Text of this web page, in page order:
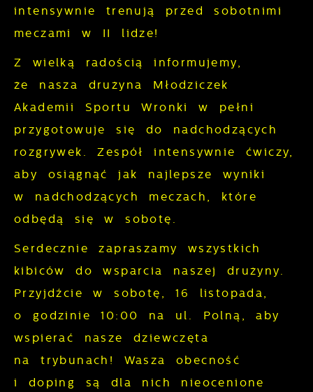
intensywnie trenują przed sobotnimi
meczami w II lidze!
Z wielką radością informujemy,
że nasza drużyna Młodziczek
Akademii Sportu Wronki w pełni
przygotowuje się do nadchodzących
rozgrywek. Zespół intensywnie ćwiczy,
aby osiągnąć jak najlepsze wyniki
w nadchodzących meczach, które
odbędą się w sobotę.
Serdecznie zapraszamy wszystkich
kibiców do wsparcia naszej drużyny.
Przyjdźcie w sobotę, 16 listopada,
o godzinie 10:00 na ul. Polną, aby
wspierać nasze dziewczęta
na trybunach! Wasza obecność
i doping są dla nich nieocenione
rozwijać się i dostosowywać do Twoich
potrzeb.
uzyskanie informacji w zakresie
wykorzystywania witryny internetowej,
miejsca oraz częstotliwości, z jaką
odwiedzane są nasze serwisy www. Dane
pozwalają nam na ocenę naszych
Zgromadzone informacje są przetwarzane
w formie zanonimizowanej. Wyrażenie
zgody na analityczne pliki cookies
Więcej
Reklamowe
Dzięki reklamowym plikom cookies
prezentujemy Ci najciekawsze informacje i
aktualności na stronach naszych
partnerów.
Promocyjne pliki cookies służą do
podstawie analizy Twoich upodobań oraz
Twoich zwyczajów dotyczących
przeglądanej witryny internetowej. Treści
promocyjne mogą pojawić się na stronach
naszymi partnerami oraz innych
dostawców usług. Firmy te działają w
charakterze pośredników prezentujących
Więcej